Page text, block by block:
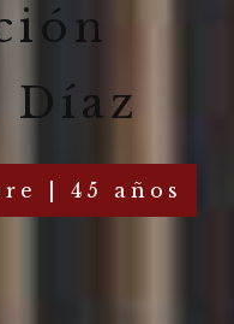
Díaz
| 45 años